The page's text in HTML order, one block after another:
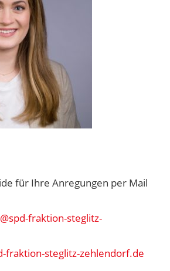
für Ihre Anregungen per Mail
fraktion-steglitz-
fraktion-steglitz-zehlendorf.de